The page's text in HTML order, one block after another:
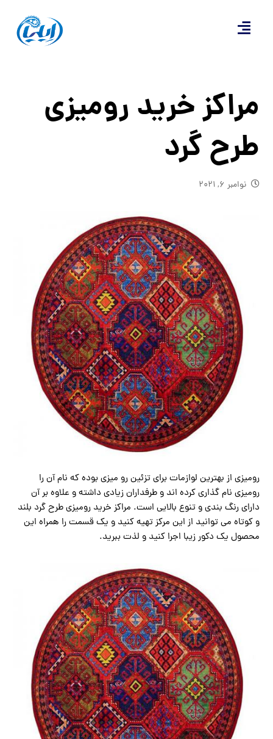
مراکز خرید رومیزی
طرح گرد
نوامبر ۶, ۲۰۲۱
رومیزی از بهترین لوازمات برای تزئین رو میزی بوده که نام آن را
رومیزی نام گذاری کرده اند و طرفداران زیادی داشته و علاوه بر آن
دارای رنگ بندی و تنوع بالایی است. مراکز خرید رومیزی طرح گرد بلند
و کوتاه می توانید از این مرکز تهیه کنید و یک قسمت را همراه این
محصول یک دکور زیبا اجرا کنید و لذت ببرید.